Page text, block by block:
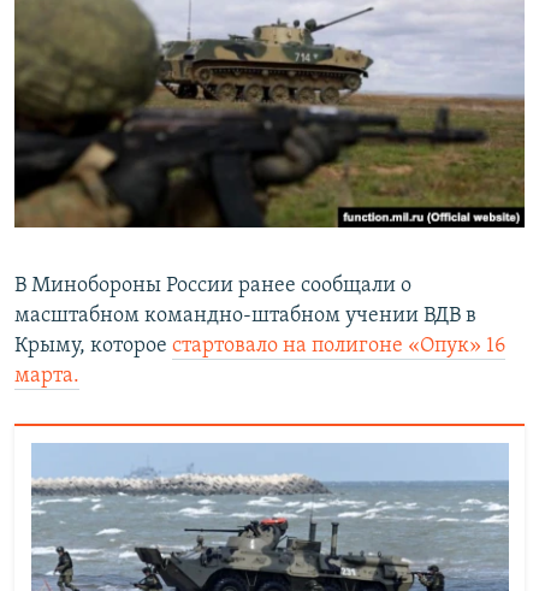
В Минобороны России ранее сообщали о
масштабном командно-штабном учении ВДВ в
Крыму, которое стартовало на полигоне «Опук» 16
марта.